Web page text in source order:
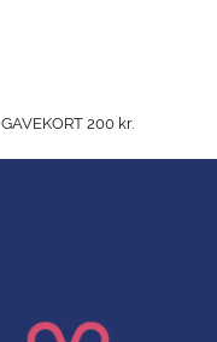
GAVEKORT 200 kr.